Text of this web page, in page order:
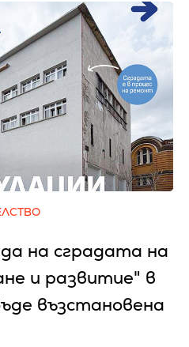
на сградата на
и развитие" в
възстановена